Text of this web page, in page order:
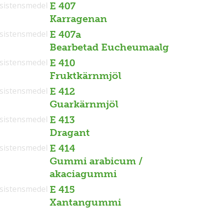
E 407
Karragenan
E 407a
Bearbetad Eucheumaalg
E 410
Fruktkärnmjöl
E 412
Guarkärnmjöl
E 413
Dragant
E 414
Gummi arabicum /
akaciagummi
E 415
Xantangummi